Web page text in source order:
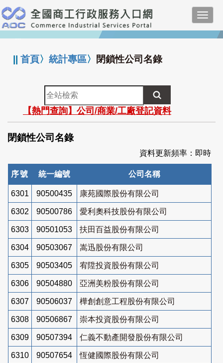
跳
到
主
要
:::
||首頁〉統計專區〉 閉鎖性公司名錄
全
站
檢
索
【熱門查詢】公司/商業/工廠登記資料
閉鎖性公司名錄
資料更新頻率：即時
序號 統一編號 公司名稱
6301 90500435 康苑國際股份有限公司
6302 90500786 愛利奧科技股份有限公司
6303 90501053 扶田百益股份有限公司
6304 90503067 嵩迅股份有限公司
6305 90503405 宥陞投資股份有限公司
6306 90504880 亞洲美粉股份有限公司
6307 90506037 樺創創意工程股份有限公司
6308 90506867 崇本投資股份有限公司
6309 90507394 仁義不動產開發股份有限公司
6310 90507654 恆健國際股份有限公司